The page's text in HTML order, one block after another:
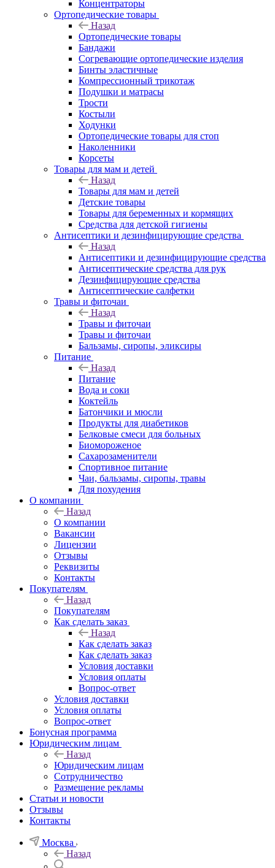
Концентраторы
Ортопедические товары
Назад
Ортопедические товары
Бандажи
Согревающие ортопедические изделия
Бинты эластичные
Компрессионный трикотаж
Подушки и матрасы
Трости
Костыли
Ходунки
Ортопедические товары для стоп
Наколенники
Корсеты
Товары для мам и детей
Назад
Товары для мам и детей
Детские товары
Товары для беременных и кормящих
Средства для детской гигиены
Антисептики и дезинфицирующие средства
Назад
Антисептики и дезинфицирующие средства
Антисептические средства для рук
Дезинфицирующие средства
Антисептические салфетки
Травы и фиточаи
Назад
Травы и фиточаи
Травы и фиточаи
Бальзамы, сиропы, эликсиры
Питание
Назад
Питание
Вода и соки
Коктейль
Батончики и мюсли
Продукты для диабетиков
Белковые смеси для больных
Биомороженое
Сахарозаменители
Спортивное питание
Чаи, бальзамы, сиропы, травы
Для похудения
О компании
Назад
О компании
Вакансии
Лицензии
Отзывы
Реквизиты
Контакты
Покупателям
Назад
Покупателям
Как сделать заказ
Назад
Как сделать заказ
Как сделать заказ
Условия доставки
Условия оплаты
Вопрос-ответ
Условия доставки
Условия оплаты
Вопрос-ответ
Бонусная программа
Юридическим лицам
Назад
Юридическим лицам
Сотрудничество
Размещение рекламы
Статьи и новости
Отзывы
Контакты
Москва
Назад